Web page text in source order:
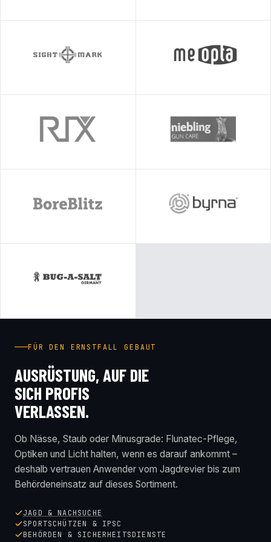
FÜR DEN ERNSTFALL GEBAUT
AUSRÜSTUNG, AUF DIE
SICH PROFIS
VERLASSEN.
Ob Nässe, Staub oder Minusgrade: Flunatec-Pflege,
Optiken und Licht halten, wenn es darauf ankommt –
deshalb vertrauen Anwender vom Jagdrevier bis zum
Behördeneinsatz auf dieses Sortiment.
JAGD & NACHSUCHE
SPORTSCHÜTZEN & IPSC
BEHÖRDEN & SICHERHEITSDIENSTE